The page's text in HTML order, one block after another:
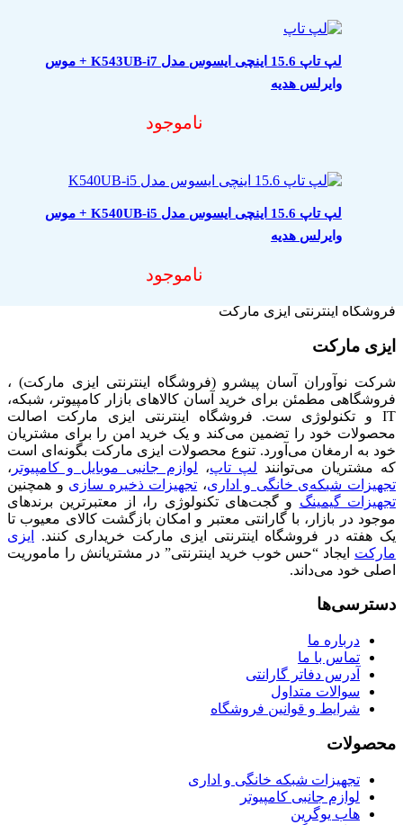
لپ تاپ 15.6 اینچی ایسوس مدل K543UB-i7 + موس
وایرلس هدیه
ناموجود
لپ تاپ 15.6 اینچی ایسوس مدل K540UB-i5 + موس
وایرلس هدیه
ناموجود
فروشگاه اینترنتی ایزی مارکت
ایزی مارکت
شرکت نوآوران آسان پیشرو (فروشگاه اینترنتی ایزی مارکت) ،
فروشگاهی مطمئن برای خرید آسان کالاهای بازار کامپیوتر، شبکه،
IT و تکنولوژی ست. فروشگاه اینترنتی ایزی مارکت اصالت
محصولات خود را تضمین می‌کند و یک خرید امن را برای مشتریان
خود به ارمغان می‌آورد. تنوع محصولات ایزی مارکت بگونه‌ای است
که مشتریان می‌توانند لپ تاپ، لوازم جانبی موبایل و کامپیوتر ،
تجهیزات شبکه‌ی خانگی و اداری، تجهیزات ذخیره سازی و همچنین
تجهیزات گیمینگ و گجت‌های تکنولوژی را، از معتبرترین برندهای
موجود در بازار، با گارانتی معتبر و امکان بازگشت کالای معیوب تا
یک هفته در فروشگاه اینترنتی ایزی مارکت خریداری کنند.
ایزی
مارکت ایجاد “حس خوب خرید اینترنتی” در مشتریانش را ماموریت
اصلی خود می‌داند.
دسترسی‌ها
درباره ما
تماس با ما
آدرس دفاتر گارانتی
سوالات متداول
شرایط و قوانین فروشگاه
محصولات
تجهیزات شبکه خانگی و اداری
لوازم جانبی کامپیوتر
هاب یوگرین